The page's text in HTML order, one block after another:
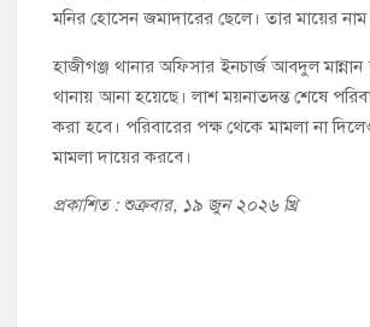
মনির হোসেন জমাদারের ছেলে। তার মায়ের
হাজীগঞ্জ থানার অফিসার ইনচার্জ আবদুল
থানায় আনা হয়েছে। লাশ ময়নাতদন্ত শেষে
করা হবে। পরিবারের পক্ষ থেকে মামলা না
মামলা দায়ের করবে।
প্রকাশিত : শুক্রবার, ১৯ জুন ২০২৬ খ্রি